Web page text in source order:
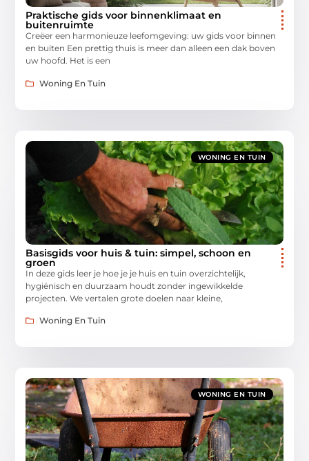
Praktische gids voor binnenklimaat en
buitenruimte
Creëer een harmonieuze leefomgeving: uw gids voor binnen
en buiten Een prettig thuis is meer dan alleen een dak boven
uw hoofd. Het is een
Woning En Tuin
WONING EN TUIN
Basisgids voor huis & tuin: simpel, schoon en
groen
In deze gids leer je hoe je je huis en tuin overzichtelijk,
hygiënisch en duurzaam houdt zonder ingewikkelde
projecten. We vertalen grote doelen naar kleine,
Woning En Tuin
WONING EN TUIN